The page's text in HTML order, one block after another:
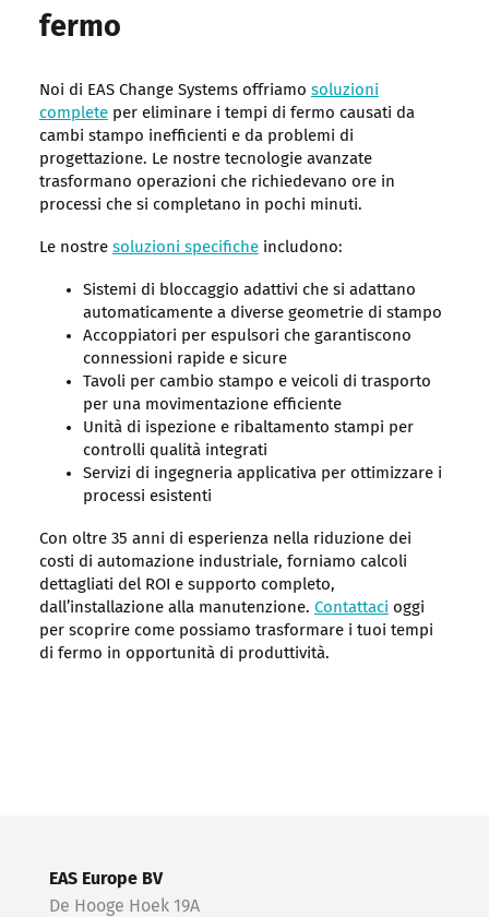
fermo
Noi di EAS Change Systems offriamo soluzioni
completeper eliminare i tempi di fermo causati da
cambi stampo inefficienti e da problemi di
progettazione. Le nostre tecnologie avanzate
trasformano operazioni che richiedevano ore in
processi che si completano in pochi minuti.
Le nostre soluzioni specificheincludono:
Sistemi di bloccaggio adattivi che si adattano
automaticamente a diverse geometrie di stampo
Accoppiatori per espulsori che garantiscono
connessioni rapide e sicure
Tavoli per cambio stampo e veicoli di trasporto
per una movimentazione efficiente
Unità di ispezione e ribaltamento stampi per
controlli qualità integrati
Servizi di ingegneria applicativa per ottimizzare i
processi esistenti
Con oltre 35 anni di esperienza nella riduzione dei
costi di automazione industriale, forniamo calcoli
dettagliati del ROI e supporto completo,
dall’installazione alla manutenzione. Contattaci oggi
per scoprire come possiamo trasformare i tuoi tempi
di fermo in opportunità di produttività.
EAS Europe BV
De Hooge Hoek 19A